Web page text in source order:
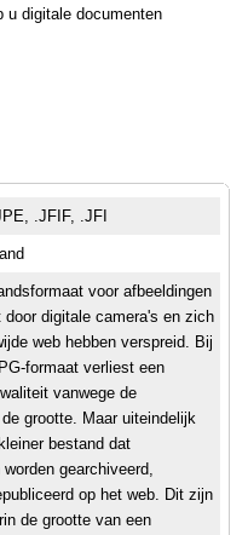
u digitale documenten
.JFIF, .JFI
voor afbeeldingen
digitale camera's en zich
web hebben verspreid. Bij
formaat verliest een
vanwege de
grootte. Maar uiteindelijk
bestand dat
gearchiveerd,
op het web. Dit zijn
de grootte van een